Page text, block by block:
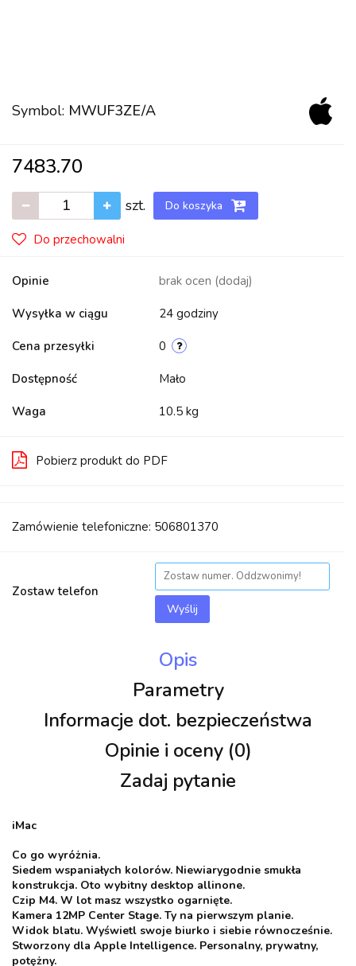
Symbol: MWUF3ZE/A
7483.70
szt. Do koszyka
Do przechowalni
Opinie brak ocen (dodaj)
Wysyłka w ciągu 24 godziny
Cena przesyłki 0
Dostępność Mało
Waga 10.5 kg
Pobierz produkt do PDF
Zamówienie telefoniczne: 506801370
Zostaw telefon
Wyślij
Opis
Parametry
Informacje dot. bezpieczeństwa
Opinie i oceny (0)
Zadaj pytanie
iMac
Co go wyróżnia.
Siedem wspaniałych kolorów. Niewiarygodnie smukła
konstrukcja. Oto wybitny desktop allinone.
Czip M4. W lot masz wszystko ogarnięte.
Kamera 12MP Center Stage. Ty na pierwszym planie.
Widok blatu. Wyświetl swoje biurko i siebie równocześnie.
Stworzony dla Apple Intelligence. Personalny, prywatny,
potężny.